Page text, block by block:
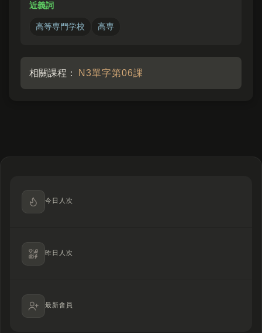
近義詞
高等専門学校 高専
相關課程： N3單字第06課
今日人次
昨日人次
最新會員